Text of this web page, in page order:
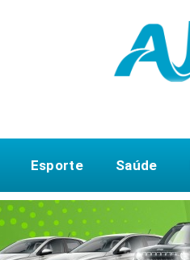
Esporte Saúde